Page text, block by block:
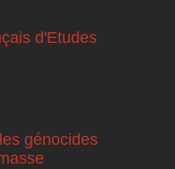
d'Etudes
génocides